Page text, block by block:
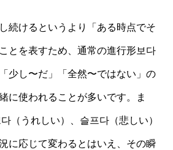
続けるというより「ある時点でそ
とを表すため、通常の進行形보다
少し〜だ」「全然〜ではない」の
に使われることが多いです。ま
（うれしい）、슬프다（悲しい）
に応じて変わるとはいえ、その瞬